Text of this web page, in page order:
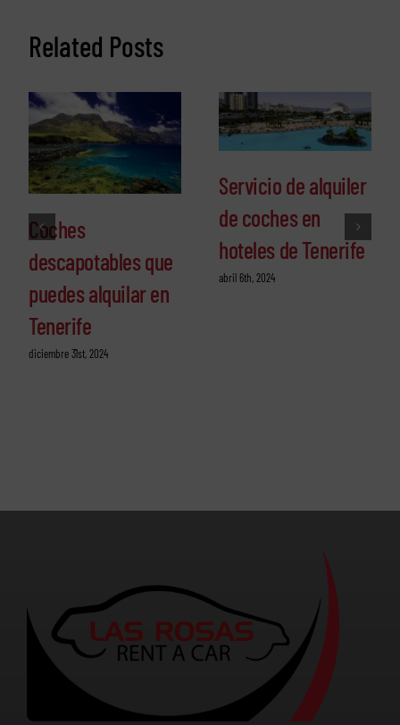
Related Posts
Coches
descapotables que
puedes alquilar en
Tenerife
diciembre 31st, 2024
Servicio de alquiler
de coches en
hoteles de Tenerife
abril 6th, 2024